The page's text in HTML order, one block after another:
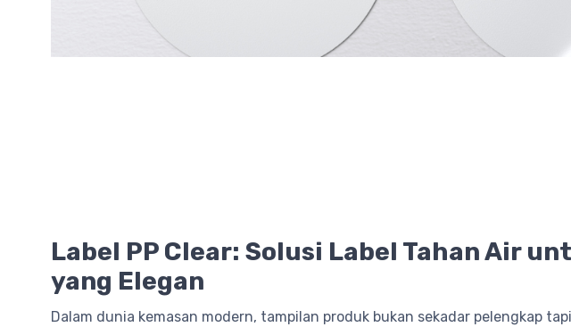
Label PP Clear: Solusi Label Tahan Air
yang Elegan
Dalam dunia kemasan modern, tampilan produk bukan sekadar pelengkap